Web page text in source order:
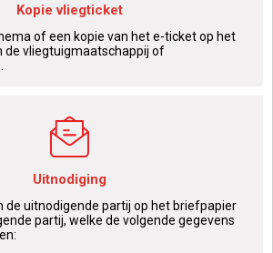
Kopie vliegticket
of een kopie van het e-ticket op het
de vliegtuigmaatschappij of
Uitnodiging
de uitnodigende partij op het briefpapier
partij, welke de volgende gegevens